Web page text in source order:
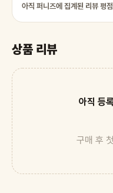
아직 퍼니즈에 집계된 리뷰 평
상품 리뷰
아직 등
구매 후